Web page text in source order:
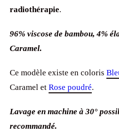
radiothérapie.
96% viscose de bambou, 4%
Caramel.
Ce modèle existe en coloris
Caramel et Rose poudré.
Lavage en machine à 30°
recommandé.